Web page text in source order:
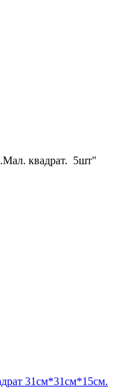
квадрат. 5шт"
31см*31см*15см.